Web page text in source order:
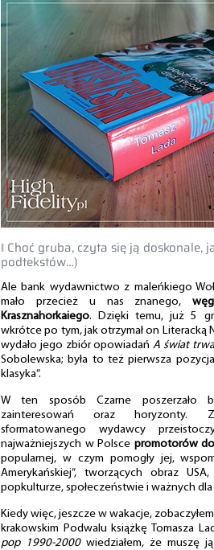
‖ Choć gruba, czyta się ją doskonale,
podtekstów…)
Ale bank wydawnictwo z maleńkiego
mało przecież u nas znanego,
Krasznahorkaiego. Dzięki temu, już 5
wkrótce po tym, jak otrzymał on Literacką
wydało jego zbiór opowiadańA świat trwa
Sobolewska; była to też pierwsza
klasyka”.
W ten sposób Czarne poszerzało
zainteresowań oraz horyzonty.
sformatowanego wydawcy
najważniejszych w Polsce promotorów
popularnej, w czym pomogły jej,
Amerykańskiej”, tworzących obraz
popkulturze, społeczeństwie i ważnych
Kiedy więc, jeszcze w wakacje,
krakowskim Podwalu książkę Tomasza
pop 1990-2000wiedziałem, że muszę